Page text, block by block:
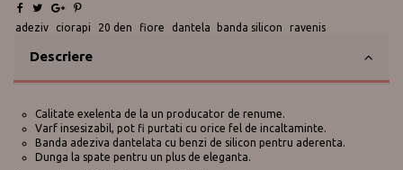
adeziv ciorapi 20 den fiore dantela banda silicon ravenis
Descriere
Calitate exelenta de la un producator de renume.
Varf insesizabil, pot fi purtati cu orice fel de incaltaminte.
Banda adeziva dantelata cu benzi de silicon pentru aderenta.
Dunga la spate pentru un plus de eleganta.